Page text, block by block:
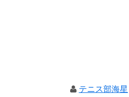
テニス部海星